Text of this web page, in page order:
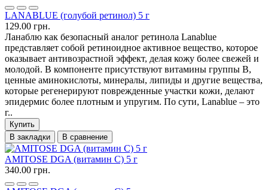
LANABLUE (голубой ретинол) 5 г
129.00 грн.
Ланаблю как безопасный аналог ретинола Lanablue
представляет собой ретиноидное активное вещество, которое
оказывает антивозрастной эффект, делая кожу более свежей и
молодой. В компоненте присутствуют витамины группы В,
ценные аминокислоты, минералы, липиды и другие вещества,
которые регенерируют поврежденные участки кожи, делают
эпидермис более плотным и упругим. По сути, Lanablue – это
г..
Купить
В закладки
В сравнение
AMITOSE DGA (витамин С) 5 г
340.00 грн.